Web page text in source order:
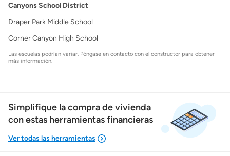
Canyons School District
Draper Park Middle School
Corner Canyon High School
Las escuelas podrían variar. Póngase en contacto con el constructor para obtener
más información.
Simplifique la compra de vivienda
con estas herramientas financieras